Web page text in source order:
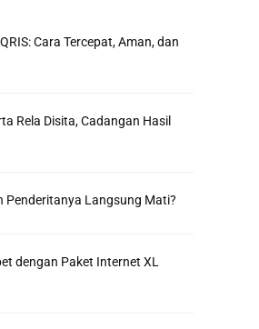
Cara Tercepat, Aman, dan
Rela Disita, Cadangan Hasil
Penderitanya Langsung Mati?
dengan Paket Internet XL